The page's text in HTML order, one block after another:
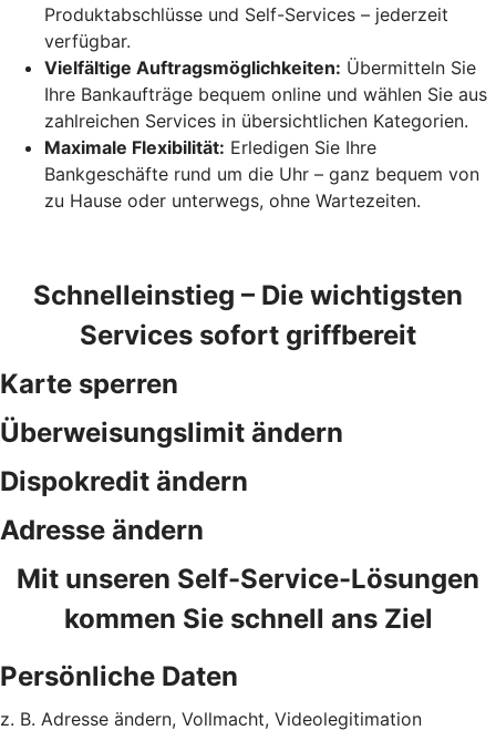
Produktabschlüsse und Self-Services – jederzeit
verfügbar.
Vielfältige Auftragsmöglichkeiten: Übermitteln Sie
Ihre Bankaufträge bequem online und wählen Sie aus
zahlreichen Services in übersichtlichen Kategorien.
Maximale Flexibilität: Erledigen Sie Ihre
Bankgeschäfte rund um die Uhr – ganz bequem von
zu Hause oder unterwegs, ohne Wartezeiten.
Schnelleinstieg – Die wichtigsten
Services sofort griffbereit
Karte sperren
Überweisungslimit ändern
Dispokredit ändern
Adresse ändern
Mit unseren Self-Service-Lösungen
kommen Sie schnell ans Ziel
Persönliche Daten
z. B. Adresse ändern, Vollmacht, Videolegitimation